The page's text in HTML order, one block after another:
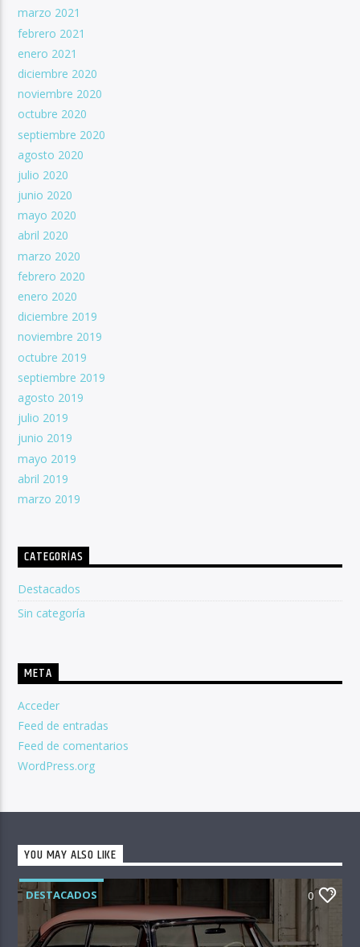
marzo 2021
febrero 2021
enero 2021
diciembre 2020
noviembre 2020
octubre 2020
septiembre 2020
agosto 2020
julio 2020
junio 2020
mayo 2020
abril 2020
marzo 2020
febrero 2020
enero 2020
diciembre 2019
noviembre 2019
octubre 2019
septiembre 2019
agosto 2019
julio 2019
junio 2019
mayo 2019
abril 2019
marzo 2019
CATEGORÍAS
Destacados
Sin categoría
META
Acceder
Feed de entradas
Feed de comentarios
WordPress.org
YOU MAY ALSO LIKE
DESTACADOS 0